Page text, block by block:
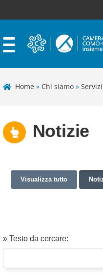
Home » Chi siamo »
Notizie
Visualizza tutto
» Testo da cercare: